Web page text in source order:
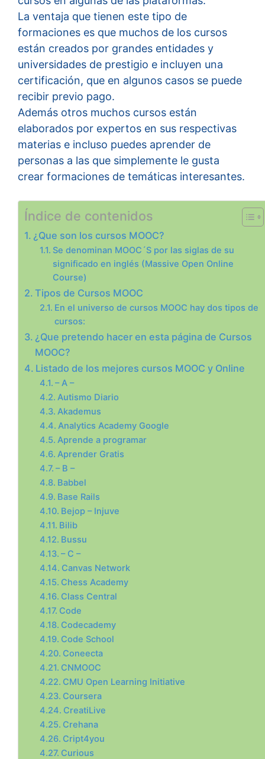
La ventaja que tienen este tipo de
formaciones es que muchos de los cursos
están creados por grandes entidades y
universidades de prestigio e incluyen una
certificación, que en algunos casos se puede
recibir previo pago.
Además otros muchos cursos están
elaborados por expertos en sus respectivas
materias e incluso puedes aprender de
personas a las que simplemente le gusta
crear formaciones de temáticas interesantes.
Índice de contenidos
¿Que son los cursos MOOC?
Se denominan MOOC´S por las siglas de su
significado en inglés (Massive Open Online
Course)
Tipos de Cursos MOOC
En el universo de cursos MOOC hay dos tipos de
cursos:
¿Que pretendo hacer en esta página de Cursos
MOOC?
Listado de los mejores cursos MOOC y Online
– A –
Autismo Diario
Akademus
Analytics Academy Google
Aprende a programar
Aprender Gratis
– B –
Babbel
Base Rails
Bejop – Injuve
Bilib
Bussu
– C –
Canvas Network
Chess Academy
Class Central
Code
Codecademy
Code School
Coneecta
CNMOOC
CMU Open Learning Initiative
Coursera
CreatiLive
Crehana
Cript4you
Curious